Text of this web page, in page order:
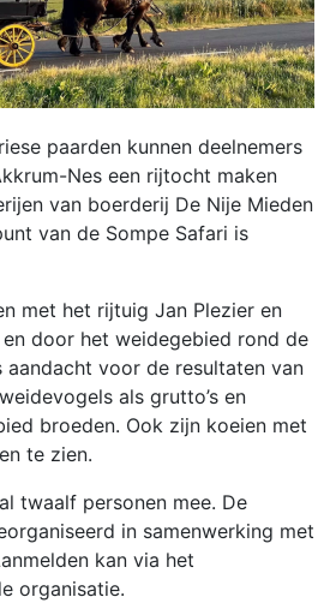
paarden kunnen deelnemers
Nes een rijtocht maken
van boerderij De Nije Mieden
van de Sompe Safari is
met het rijtuig Jan Plezier en
door het weidegebied rond de
aandacht voor de resultaten van
als grutto’s en
broeden. Ook zijn koeien met
te zien.
twaalf personen mee. De
in samenwerking met
kan via het
organisatie.